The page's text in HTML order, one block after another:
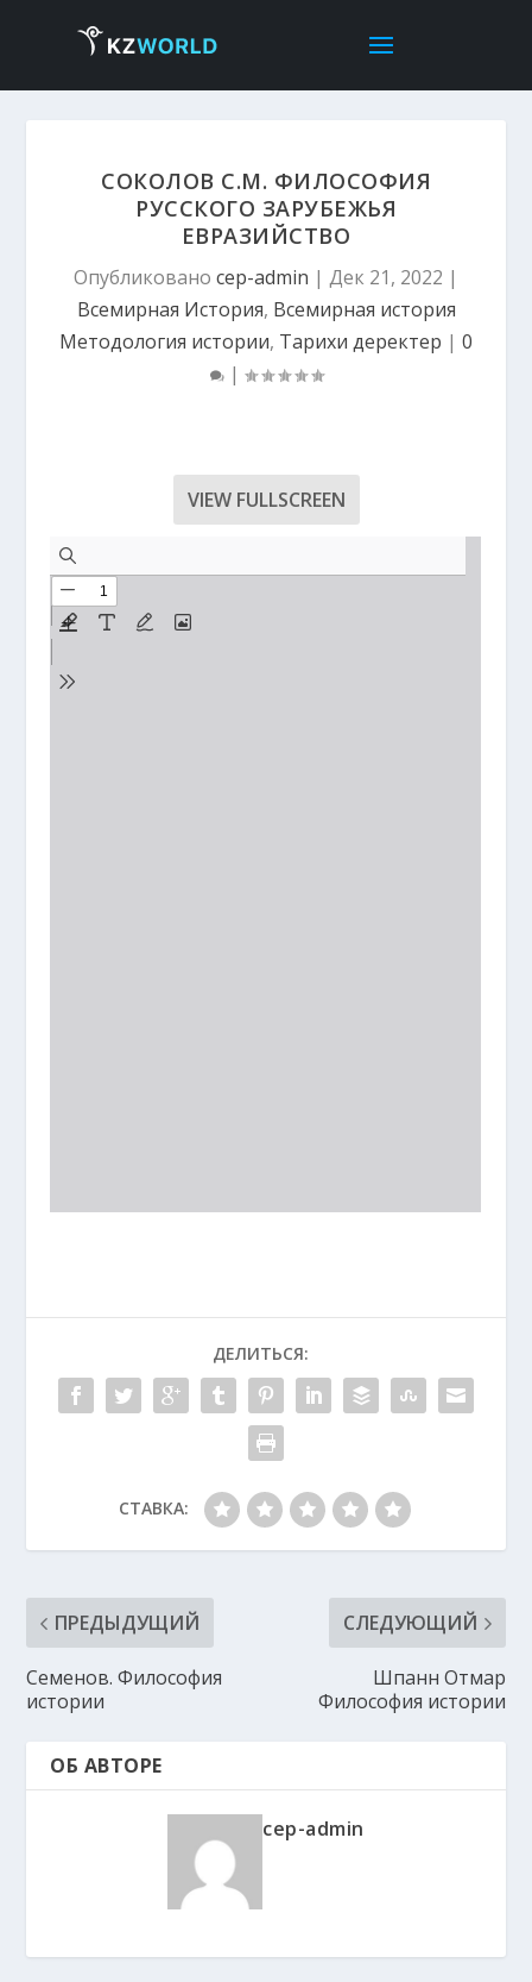
СОКОЛОВ С.М. ФИЛОСОФИЯ
РУССКОГО ЗАРУБЕЖЬЯ
ЕВРАЗИЙСТВО
Опубликовано cep-admin | Дек 21, 2022 |
Всемирная История, Всемирная история
Методология истории, Тарихи деректер | 0
|
VIEW FULLSCREEN
ДЕЛИТЬСЯ:
СТАВКА:
ПРЕДЫДУЩИЙ
Семенов. Философия
истории
СЛЕДУЮЩИЙ
Шпанн Отмар
Философия истории
ОБ АВТОРЕ
cep-admin